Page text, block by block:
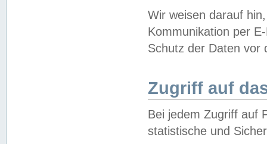
Wir weisen darauf
Kommunikation per
Schutz der Daten vor
Zugriff auf
Bei jedem Zugriff auf
statistische und